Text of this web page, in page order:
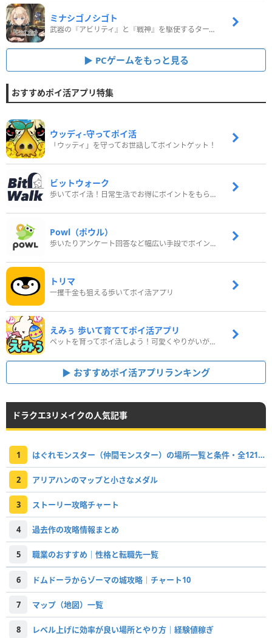
ミナシゴノシゴト
武器の『アビリティ』と『戦神』を駆使するターン制コマンドバトルRPG！
PCゲームをもっと見る
おすすめポイ活アプリ特集
ウッディ‐守ってポイ活
「ウッディ」を守ってお世話してポイントゲット！
ビットウォーク
歩いてポイ活！日常生活でお得にポイントをもらおう
Powl（ポウル）
歩いたりアンケート回答など幅広い手段でポイントをゲット
トリマ
一攫千金も狙える歩いてポイ活アプリ
えみぅ 歩いて育ててポイ活アプリ
ペットを育ってポイ活しよう！可愛くやりがいがある新感覚アプリ
おすすめポイ活アプリランキング
ドラクエ3リメイクの人気記事
1 はぐれモンスター（仲間モンスター）の場所一覧と条件・全121体掲載
2 アリアハンのマップと小さなメダル
3 ストーリー攻略チャート
4 過去作の攻略情報まとめ
5 職業のおすすめ｜性格と転職先一覧
6 ドムドーラからゾーマの城攻略｜チャート10
7 マップ（地図）一覧
8 レベル上げに効率が良い場所とやり方｜経験値稼ぎ